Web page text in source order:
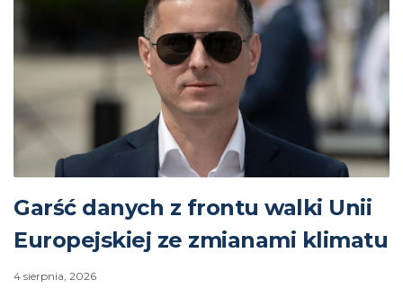
Garść danych z frontu walki Unii
Europejskiej ze zmianami klimatu
4 sierpnia, 2026